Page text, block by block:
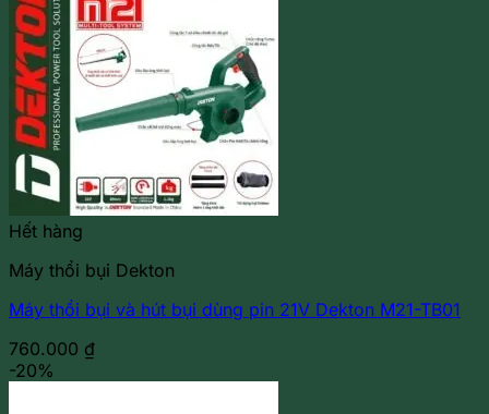
Hết hàng
Máy thổi bụi Dekton
Máy thổi bụi và hút bụi dùng pin 21V Dekton M21-TB01
760.000 ₫
-20%